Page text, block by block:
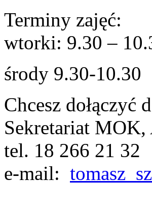
Terminy zajęć:
wtorki: 9.30 –
środy 9.30-10.30
Chcesz dołączyć
Sekretariat
tel. 18 266 21 32
e-mail: